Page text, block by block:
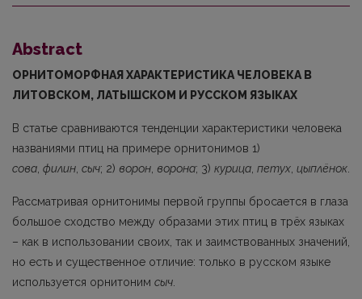
Abstract
ОРНИТОМОРФНАЯ ХАРАКТЕРИСТИКА ЧЕЛОВЕКА В
ЛИТОВСКОМ, ЛАТЫШСКОМ И РУССКОМ ЯЗЫКАХ
В статье сравниваются тенденции характеристики человека
названиями птиц на примере орнитонимов 1)
сова филин сыч; 2) ворон ворона; 3) курица петух цыплёнок
Рассматривая орнитонимы первой группы бросается в глаза
большое сходство между образами этих птиц в трёх языках
– как в использовании своих, так и за­имствованных значений,
но есть и существенное отличие: только в русском языке
используется орнитоним сыч